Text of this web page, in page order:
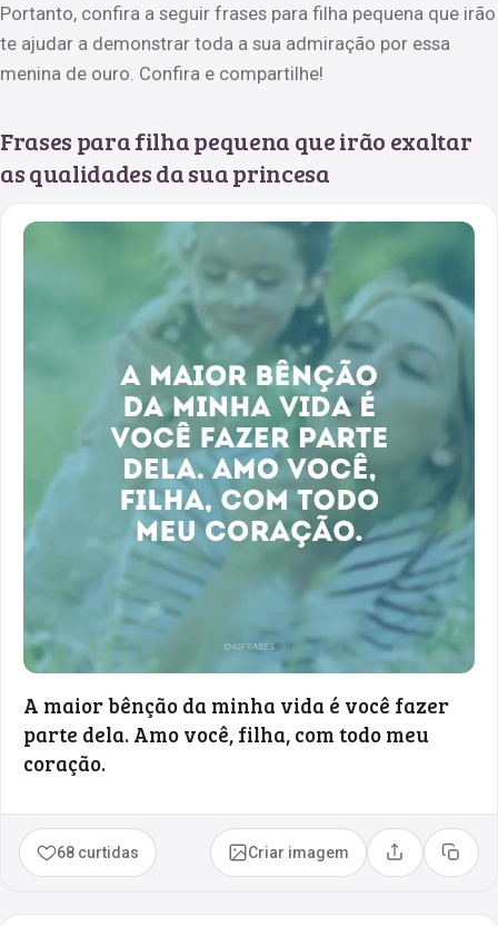
Portanto, confira a seguir frases para filha pequena que irão
te ajudar a demonstrar toda a sua admiração por essa
menina de ouro. Confira e compartilhe!
Frases para filha pequena que irão exaltar
as qualidades da sua princesa
A maior bênção da minha vida é você fazer
parte dela. Amo você, filha, com todo meu
coração.
68 curtidas Criar imagem Compartilhar
Copiar